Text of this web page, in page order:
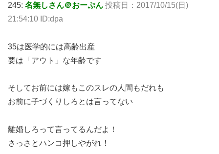
245: 名無しさん＠おーぷん 投稿日：2017/10/15(日)
21:54:10 ID:dpa
35は医学的には高齢出産
要は「アウト」な年齢です
そしてお前には嫁もこのスレの人間もだれも
お前に子づくりしろとは言ってない
離婚しろって言ってるんだよ！
さっさとハンコ押しやがれ！